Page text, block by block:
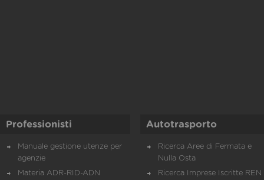
Professionisti
Manuale gestione utenze per
agenzie
Materia ADR-RID-ADN
Autotrasporto
Ricerca Aree di Fermata e
Nulla Osta
Ricerca Imprese Iscritte REN